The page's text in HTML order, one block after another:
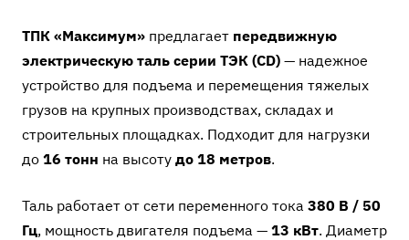
ТПК «Максимум» предлагает передвижную
электрическую таль серии ТЭК (CD) — надежное
устройство для подъема и перемещения тяжелых
грузов на крупных производствах, складах и
строительных площадках. Подходит для нагрузки
до 16 тонн на высоту до 18 метров.
Таль работает от сети переменного тока 380 В / 50
Гц, мощность двигателя подъема — 13 кВт. Диаметр